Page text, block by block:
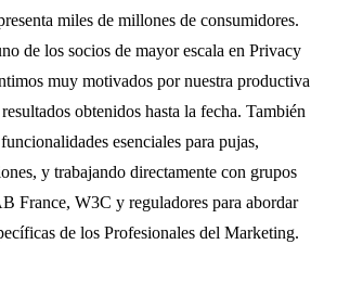
miles de millones de consumidores.
de los socios de mayor escala en Privacy
muy motivados por nuestra productiva
obtenidos hasta la fecha. También
esenciales para pujas,
y trabajando directamente con grupos
France, W3C y reguladores para abordar
de los Profesionales del Marketing.